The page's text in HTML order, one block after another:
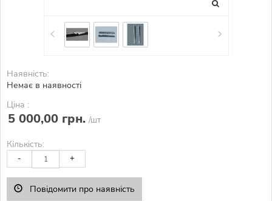
Наявність:
Немає в наявності
Ціна :
5 000,00 грн. /шт
Кількість:
- +
Повідомити про наявність